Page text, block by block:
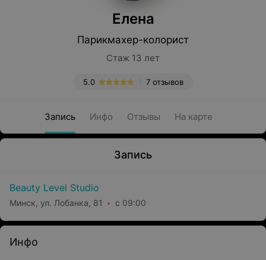
Елена
Парикмахер-колорист
Стаж 13 лет
7 отзывов
5.0
Запись Инфо Отзывы На карте
Запись
Beauty Level Studio
Минск, ул. Лобанка, 81 с 09:00
Инфо